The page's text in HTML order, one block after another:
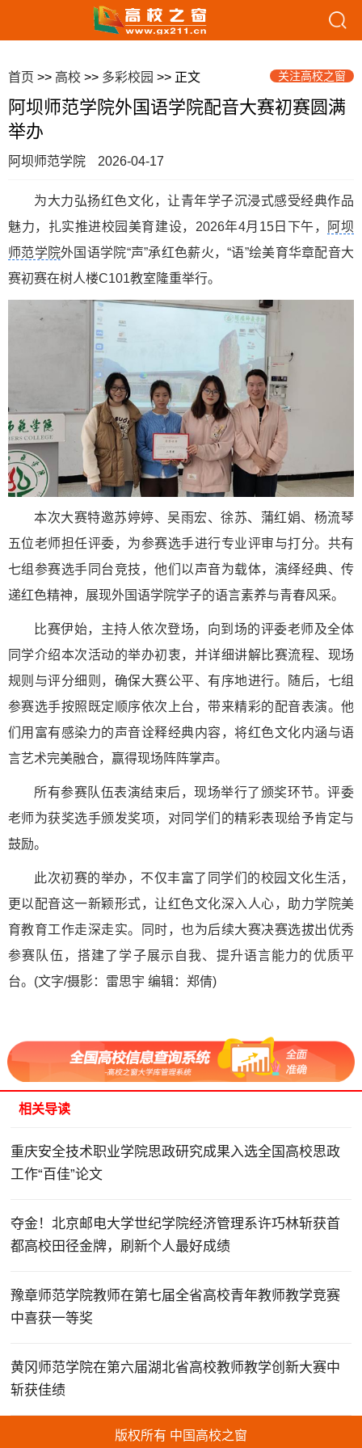
首页 >> 高校 >> 多彩校园 >> 正文 关注高校之窗
阿坝师范学院外国语学院配音大赛初赛圆满
举办
阿坝师范学院 2026-04-17
为大力弘扬红色文化，让青年学子沉浸式感受经典作品
魅力，扎实推进校园美育建设，2026年4月15日下午，
阿坝
师范学院外国语学院“声”承红色薪火，“语”绘美育华章配音大
赛初赛在树人楼C101教室隆重举行。
本次大赛特邀苏婷婷、吴雨宏、徐苏、蒲红娟、杨流琴
五位老师担任评委，为参赛选手进行专业评审与打分。共有
七组参赛选手同台竞技，他们以声音为载体，演绎经典、传
递红色精神，展现外国语学院学子的语言素养与青春风采。
比赛伊始，主持人依次登场，向到场的评委老师及全体
同学介绍本次活动的举办初衷，并详细讲解比赛流程、现场
规则与评分细则，确保大赛公平、有序地进行。随后，七组
参赛选手按照既定顺序依次上台，带来精彩的配音表演。他
们用富有感染力的声音诠释经典内容，将红色文化内涵与语
言艺术完美融合，赢得现场阵阵掌声。
所有参赛队伍表演结束后，现场举行了颁奖环节。评委
老师为获奖选手颁发奖项，对同学们的精彩表现给予肯定与
鼓励。
此次初赛的举办，不仅丰富了同学们的校园文化生活，
更以配音这一新颖形式，让红色文化深入人心，助力学院美
育教育工作走深走实。同时，也为后续大赛决赛选拔出优秀
参赛队伍，搭建了学子展示自我、提升语言能力的优质平
台。(文字/摄影：雷思宇 编辑：郑倩)
相关导读
重庆安全技术职业学院思政研究成果入选全国高校思政
工作“百佳”论文
夺金！北京邮电大学世纪学院经济管理系许巧林斩获首
都高校田径金牌，刷新个人最好成绩
豫章师范学院教师在第七届全省高校青年教师教学竞赛
中喜获一等奖
黄冈师范学院在第六届湖北省高校教师教学创新大赛中
斩获佳绩
版权所有 中国高校之窗